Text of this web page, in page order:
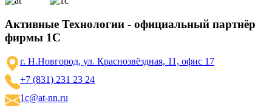
Активные Технологии - официальный партнёр
фирмы 1С
г. Н.Новгород, ул. Краснозвёздная, 11, офис 17
+7 (831) 231 23 24
1c@at-nn.ru